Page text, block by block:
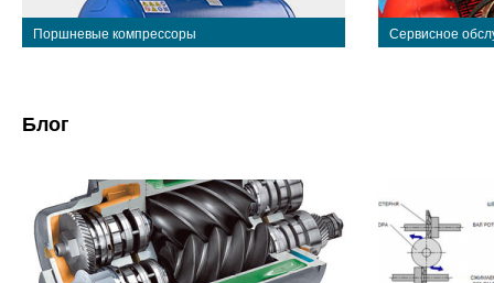
Поршневые компрессоры Сервисное
Блог